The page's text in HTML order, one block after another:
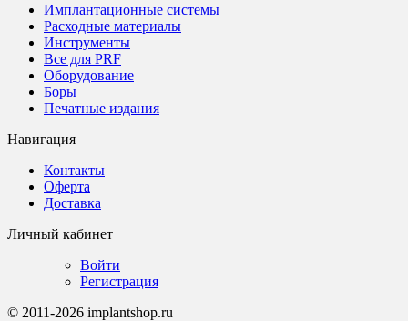
Имплантационные системы
Расходные материалы
Инструменты
Все для PRF
Оборудование
Боры
Печатные издания
Навигация
Контакты
Оферта
Доставка
Личный кабинет
Войти
Регистрация
© 2011-2026 implantshop.ru